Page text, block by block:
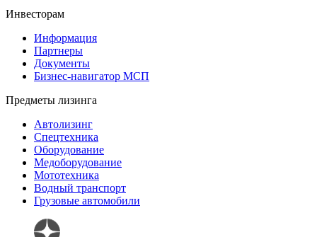
Инвесторам
Информация
Партнеры
Документы
Бизнес-навигатор МСП
Предметы лизинга
Автолизинг
Спецтехника
Оборудование
Медоборудование
Мототехника
Водный транспорт
Грузовые автомобили